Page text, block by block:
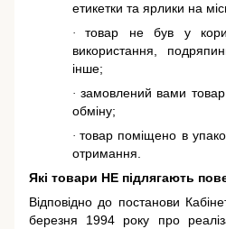
етикетки та ярлики на
·товар не був у
використання,
інше;
· замовлений вами
обміну;
·товар поміщено в
отримання.
Які товари НЕ підлягають
Відповідно до постанови
березня 1994 року про